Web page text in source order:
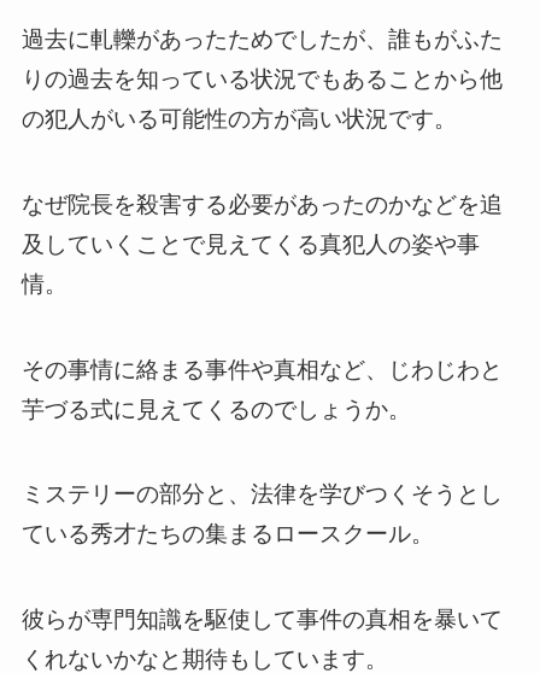
過去に軋轢があったためでしたが、誰もがふた
りの過去を知っている状況でもあることから他
の犯人がいる可能性の方が高い状況です。
なぜ院長を殺害する必要があったのかなどを追
及していくことで見えてくる真犯人の姿や事
情。
その事情に絡まる事件や真相など、じわじわと
芋づる式に見えてくるのでしょうか。
ミステリーの部分と、法律を学びつくそうとし
ている秀才たちの集まるロースクール。
彼らが専門知識を駆使して事件の真相を暴いて
くれないかなと期待もしています。